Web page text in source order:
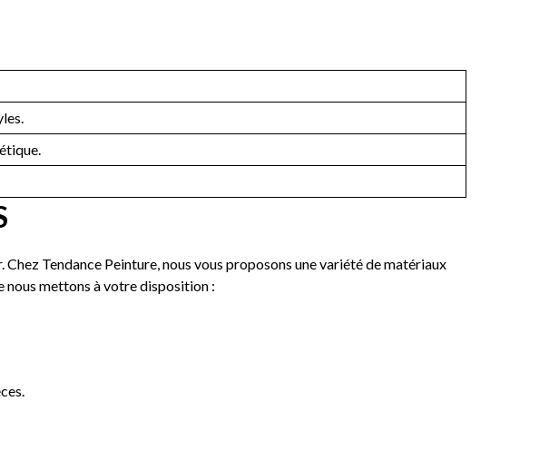
Tendance Peinture, nous vous proposons une variété de matériaux
nous mettons à votre disposition :